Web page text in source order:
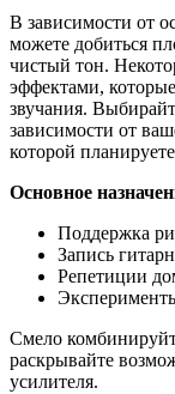
В зависимости от
можете добиться
чистый тон.
эффектами,
звучания.
зависимости от
которой
Основное
Поддержка
Запись
Репетиции
Смело
раскрывайте
усилителя.